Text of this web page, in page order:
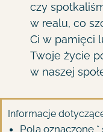
czy
w realu, co
Ci w pamięci
Twoje życie
w naszej
Informacje
Pola oznaczone